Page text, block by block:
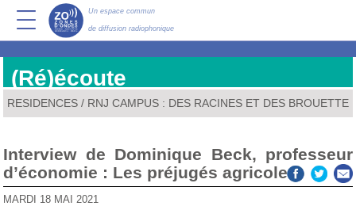
Un espace commun
de diffusion radiophonique
(Ré)écoute
RESIDENCES / RNJ CAMPUS : DES RACINES ET DES BROUETTE
Interview de Dominique Beck, professeur
d’économie : Les préjugés agricoles
MARDI 18 MAI 2021